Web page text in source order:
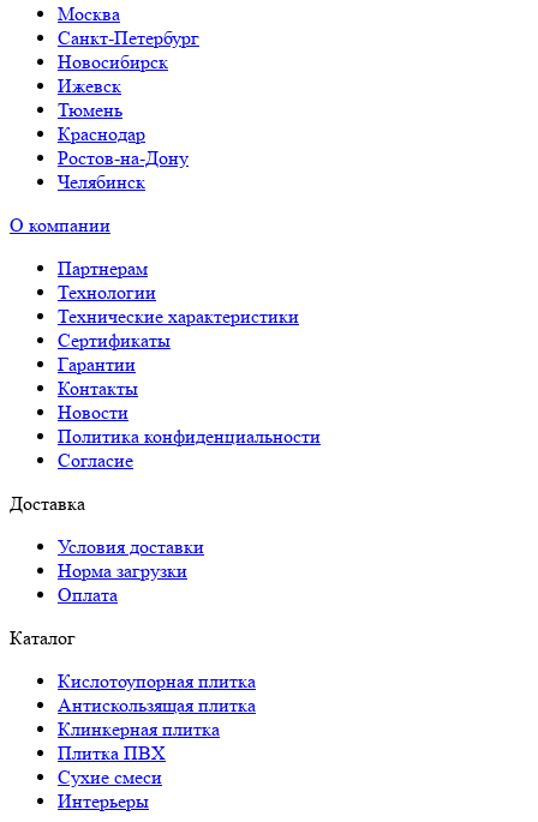
Москва
Санкт-Петербург
Новосибирск
Ижевск
Тюмень
Краснодар
Ростов-на-Дону
Челябинск
О компании
Партнерам
Технологии
Технические характеристики
Сертификаты
Гарантии
Контакты
Новости
Политика конфиденциальности
Согласие
Доставка
Условия доставки
Норма загрузки
Оплата
Каталог
Кислотоупорная плитка
Антискользящая плитка
Клинкерная плитка
Плитка ПВХ
Сухие смеси
Интерьеры